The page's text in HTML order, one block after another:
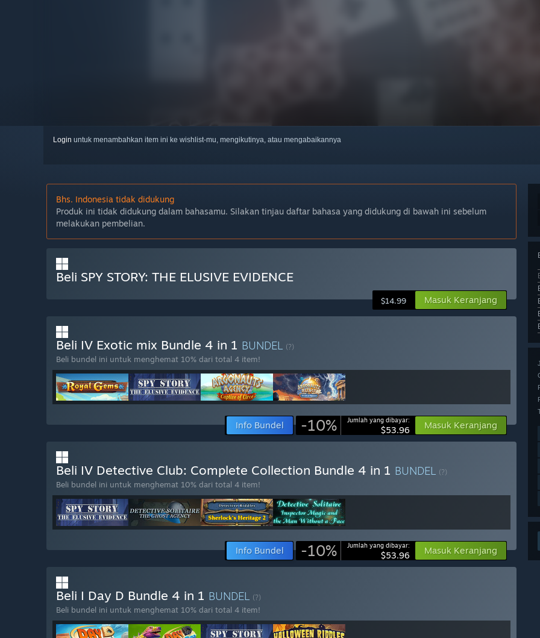
Login untuk menambahkan item ini ke wishlist-mu, mengikutinya, atau mengabaikannya
Bhs. Indonesia tidak didukung
Produk ini tidak didukung dalam bahasamu. Silakan tinjau daftar bahasa yang didukung di bawah ini sebelum
melakukan pembelian.
Beli SPY STORY: THE ELUSIVE EVIDENCE
$14.99 Masuk Keranjang
Beli IV Exotic mix Bundle 4 in 1 BUNDEL (?)
Beli bundel ini untuk menghemat 10% dari total 4 item!
Info Bundel -10% Jumlah yang dibayar:
$53.96 Masuk Keranjang
Beli IV Detective Club: Complete Collection Bundle 4 in 1 BUNDEL (?)
Beli bundel ini untuk menghemat 10% dari total 4 item!
Info Bundel -10% Jumlah yang dibayar:
$53.96 Masuk Keranjang
Beli I Day D Bundle 4 in 1 BUNDEL (?)
Beli bundel ini untuk menghemat 10% dari total 4 item!